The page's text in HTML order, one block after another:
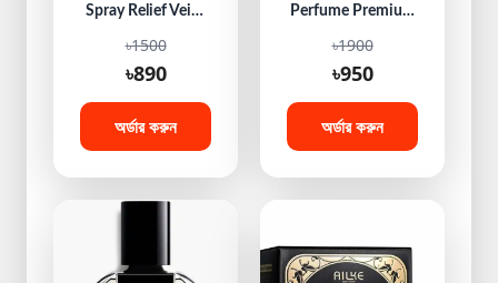
Spray Relief Veins
Veins and Spider
Veins
৳1500
৳890
অর্ডার করুন
Perfume Premium
৳1900
৳950
অর্ডার করুন